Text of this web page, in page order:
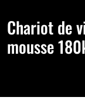
Chariot de
mousse